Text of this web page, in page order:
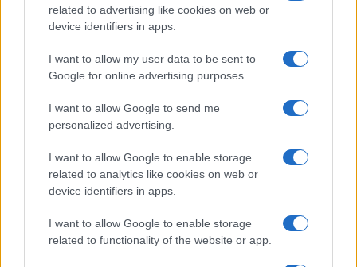
related to advertising like cookies on web or
device identifiers in apps.
I want to allow my user data to be sent to
Google for online advertising purposes.
I want to allow Google to send me
personalized advertising.
I want to allow Google to enable storage
related to analytics like cookies on web or
device identifiers in apps.
I want to allow Google to enable storage
related to functionality of the website or app.
ključne važnosti kako bi se pomoglo Bosni i
Hercegovini na njenom putu naprijed i osigurala
Naglasio je da je NATO već tri decenije posvećen
Bosni i Hercegovini te da snažno podržava njen
suverenitet i teritorijalni integritet, sve u skladu s
relevantnim sporazumima.
- Mi smo jasno rekli, a to je rekla Europska unija i
ambasador Soreca upravo ponovio, da nećemo
dozvoliti da se u Bosni i Hercegovini pojavi
sigurnosni vakuum. Nećemo to dozvoliti kako